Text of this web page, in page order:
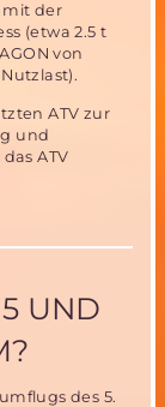
mit der
(etwa 2.5 t
von
ATV zur
und
ATV
UND
des 5.